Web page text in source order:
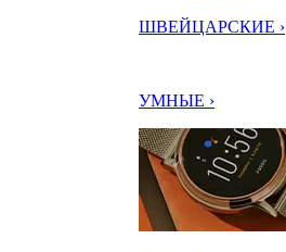
ШВЕЙЦАРСКИЕ ›
УМНЫЕ ›